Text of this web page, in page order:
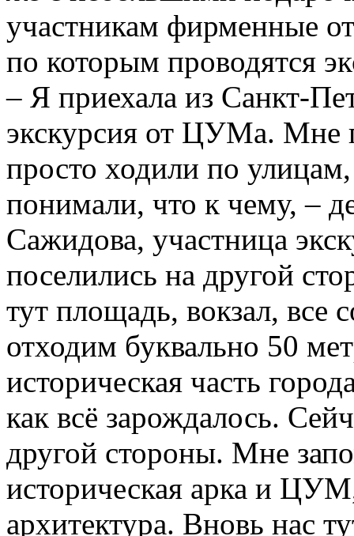
участникам фирменные
по которым проводятся
– Я приехала из Санкт-
экскурсия от ЦУМа. Мне
просто ходили по
понимали, что к чему, –
Сажидова, участница
поселились на другой
тут площадь, вокзал, все
отходим буквально 50
историческая часть
как всё зарождалось.
другой стороны. Мне
историческая арка и
архитектура. Вновь нас